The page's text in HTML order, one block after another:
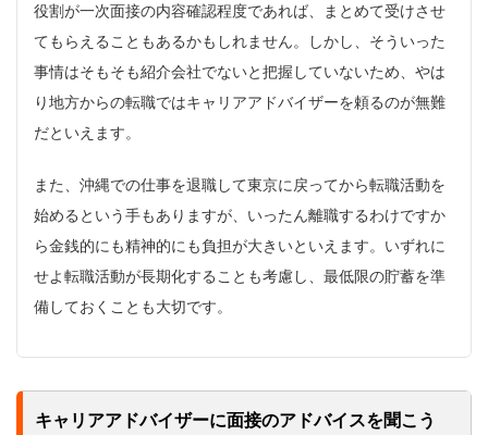
役割が一次面接の内容確認程度であれば、まとめて受けさせ
てもらえることもあるかもしれません。しかし、そういった
事情はそもそも紹介会社でないと把握していないため、やは
り地方からの転職ではキャリアアドバイザーを頼るのが無難
だといえます。
また、沖縄での仕事を退職して東京に戻ってから転職活動を
始めるという手もありますが、いったん離職するわけですか
ら金銭的にも精神的にも負担が大きいといえます。いずれに
せよ転職活動が長期化することも考慮し、最低限の貯蓄を準
備しておくことも大切です。
キャリアアドバイザーに面接のアドバイスを聞こう